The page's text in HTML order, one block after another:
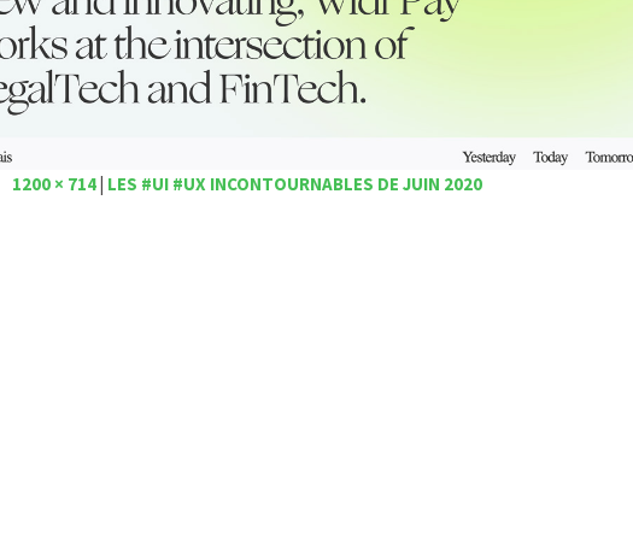
1200 × 714| LES #UI #UX INCONTOURNABLES DE JUIN 2020